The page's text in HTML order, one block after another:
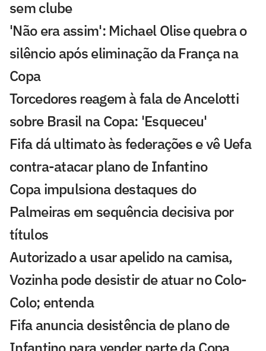
sem clube
'Não era assim': Michael Olise quebra o
silêncio após eliminação da França na
Copa
Torcedores reagem à fala de Ancelotti
sobre Brasil na Copa: 'Esqueceu'
Fifa dá ultimato às federações e vê Uefa
contra-atacar plano de Infantino
Copa impulsiona destaques do
Palmeiras em sequência decisiva por
títulos
Autorizado a usar apelido na camisa,
Vozinha pode desistir de atuar no Colo-
Colo; entenda
Fifa anuncia desistência de plano de